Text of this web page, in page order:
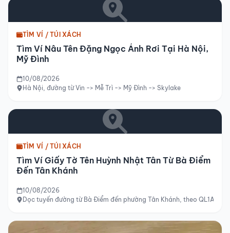
TÌM VÍ / TÚI XÁCH
Tìm Ví Nâu Tên Đặng Ngọc Ánh Rơi Tại Hà Nội,
Mỹ Đình
10/08/2026
Hà Nội, đường từ Vin -> Mễ Trì -> Mỹ Đình -> Skylake
TÌM VÍ / TÚI XÁCH
Tìm Ví Giấy Tờ Tên Huỳnh Nhật Tân Từ Bà Điểm
Đến Tân Khánh
10/08/2026
Dọc tuyến đường từ Bà Điểm đến phường Tân Khánh, theo QL1A, Hồ